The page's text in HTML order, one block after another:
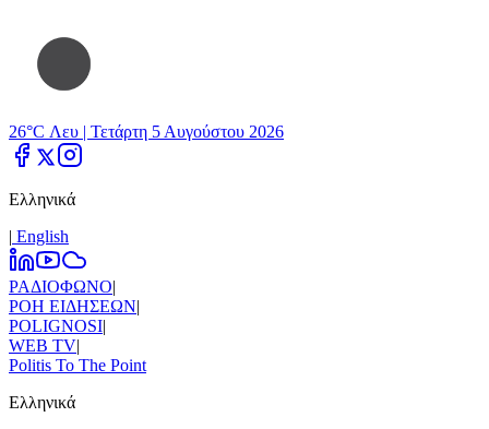
26°C Λευ | Τετάρτη 5 Αυγούστου 2026
Ελληνικά
| Εnglish
ΡΑΔΙΟΦΩΝΟ|
ΡΟΗ ΕΙΔΗΣΕΩΝ|
POLIGNOSI|
WEB TV|
Politis To The Point
Ελληνικά